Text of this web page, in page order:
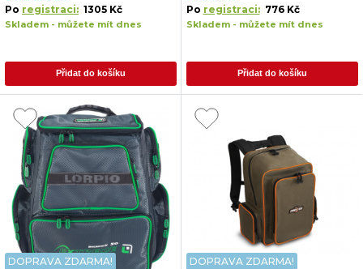
Po registraci: 1305 Kč
Skladem - můžete mít dnes
Přidat do košíku
Po registraci: 776 Kč
Skladem - můžete mít dnes
Přidat do košíku
DOPRAVA ZDARMA! DOPRAVA ZDARMA!